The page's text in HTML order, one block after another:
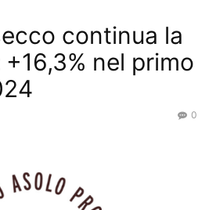
continua la
nel primo
0